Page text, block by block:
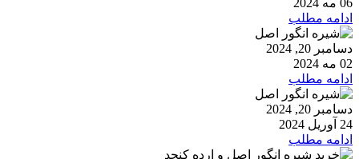
ادامه مطلب
دسامبر 20, 2024
02 مه 2024
ادامه مطلب
دسامبر 20, 2024
24 آوریل 2024
ادامه مطلب